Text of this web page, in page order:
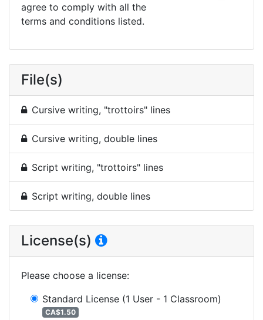
agree to comply with all the
terms and conditions listed.
File(s)
Cursive writing, "trottoirs" lines
Cursive writing, double lines
Script writing, "trottoirs" lines
Script writing, double lines
License(s)
Please choose a license:
Standard License (1 User - 1 Classroom)
CA$1.50